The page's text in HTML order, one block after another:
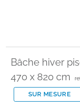
Bâche hiver
470 x 820 cm
SUR MESURE